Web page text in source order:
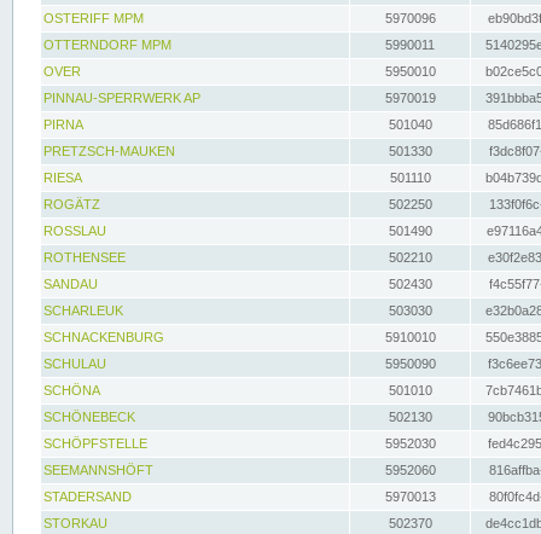
OSTERIFF MPM
5970096
OTTERNDORF MPM
5990011
OVER
5950010
PINNAU-SPERRWERK AP
5970019
PIRNA
501040
PRETZSCH-MAUKEN
501330
RIESA
501110
ROGÄTZ
502250
ROSSLAU
501490
ROTHENSEE
502210
SANDAU
502430
SCHARLEUK
503030
SCHNACKENBURG
5910010
SCHULAU
5950090
SCHÖNA
501010
SCHÖNEBECK
502130
SCHÖPFSTELLE
5952030
SEEMANNSHÖFT
5952060
STADERSAND
5970013
STORKAU
502370